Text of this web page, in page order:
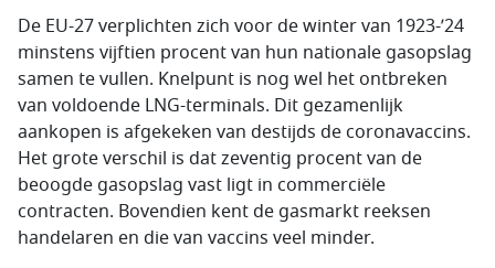
De EU-27 verplichten zich voor de winter van 1923-’24
minstens vijftien procent van hun nationale gasopslag
samen te vullen. Knelpunt is nog wel het ontbreken
van voldoende LNG-terminals. Dit gezamenlijk
aankopen is afgekeken van destijds de coronavaccins.
Het grote verschil is dat zeventig procent van de
beoogde gasopslag vast ligt in commerciële
contracten. Bovendien kent de gasmarkt reeksen
handelaren en die van vaccins veel minder.